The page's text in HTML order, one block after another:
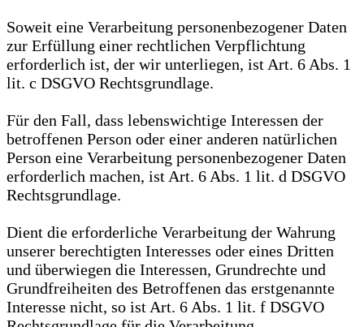
Soweit eine Verarbeitung personenbezogener Daten
zur Erfüllung einer rechtlichen Verpflichtung
erforderlich ist, der wir unterliegen, ist Art. 6 Abs. 1
lit. c DSGVO Rechtsgrundlage.
Für den Fall, dass lebenswichtige Interessen der
betroffenen Person oder einer anderen natürlichen
Person eine Verarbeitung personenbezogener Daten
erforderlich machen, ist Art. 6 Abs. 1 lit. d DSGVO
Rechtsgrundlage.
Dient die erforderliche Verarbeitung der Wahrung
unserer berechtigten Interesses oder eines Dritten
und überwiegen die Interessen, Grundrechte und
Grundfreiheiten des Betroffenen das erstgenannte
Interesse nicht, so ist Art. 6 Abs. 1 lit. f DSGVO